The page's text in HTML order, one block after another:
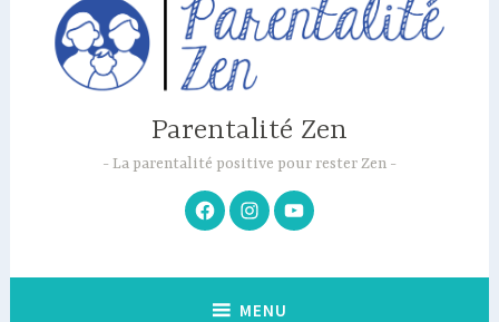
contenu
principal
Parentalité Zen
La parentalité positive pour rester Zen
Facebook
Instagram
Youtube
MENU